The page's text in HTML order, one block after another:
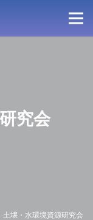
究会
土壌・水環境資源研究会